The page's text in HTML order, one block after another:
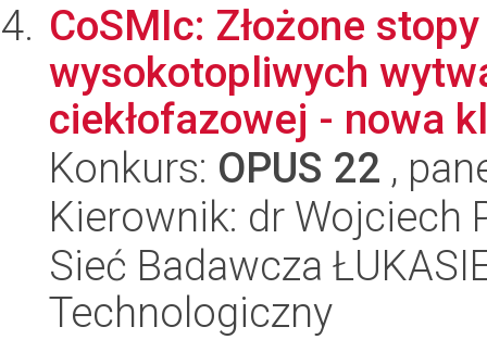
CoSMIc: Złożone
wysokotopliwych
ciekłofazowej - nowa
Konkurs: OPUS 22 ,
Kierownik: dr Wojciech
Sieć Badawcza
Technologiczny